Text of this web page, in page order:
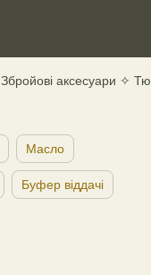
Збройові аксесуари ✧
Масло
Буфер віддачі